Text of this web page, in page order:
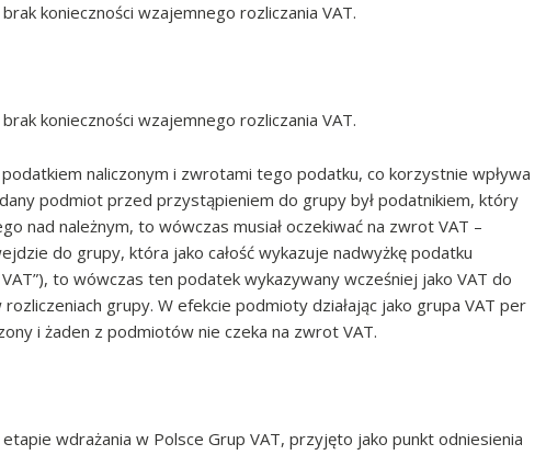
konieczności wzajemnego rozliczania VAT.
konieczności wzajemnego rozliczania VAT.
naliczonym i zwrotami tego podatku, co korzystnie wpływa
podmiot przed przystąpieniem do grupy był podatnikiem, który
nad należnym, to wówczas musiał oczekiwać na zwrot VAT –
do grupy, która jako całość wykazuje nadwyżkę podatku
to wówczas ten podatek wykazywany wcześniej jako VAT do
grupy. W efekcie podmioty działając jako grupa VAT per
i żaden z podmiotów nie czeka na zwrot VAT.
wdrażania w Polsce Grup VAT, przyjęto jako punkt odniesienia